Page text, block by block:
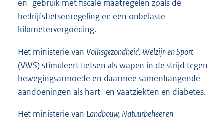
en -gebruik met fiscale maatregelen zoals de
bedrijfsfietsenregeling en een onbelaste
kilometervergoeding.
Het ministerie van Volksgezondheid, Welzijn en Sport
(VWS) stimuleert fietsen als wapen in de strijd tegen
bewegingsarmoede en daarmee samenhangende
aandoeningen als hart- en vaatziekten en diabetes.
Het ministerie van Landbouw, Natuurbeheer en